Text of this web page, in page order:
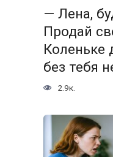
— Лена,
Продай
Коленьке
без тебя
2.9к.